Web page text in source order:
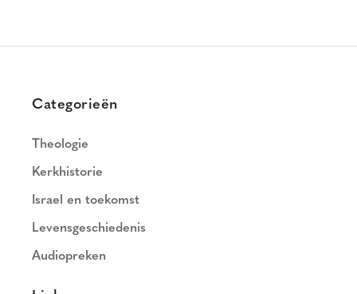
Categorieën
Theologie
Kerkhistorie
Israel en toekomst
Levensgeschiedenis
Audiopreken